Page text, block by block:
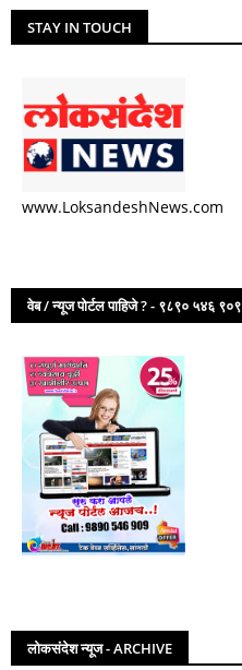
STAY IN TOUCH
www.LoksandeshNews.com
वेब / न्यूज पोर्टल पाहिजे ? - ९८९० ५४६ ९०९
लोकसंदेश न्यूज - ARCHIVE